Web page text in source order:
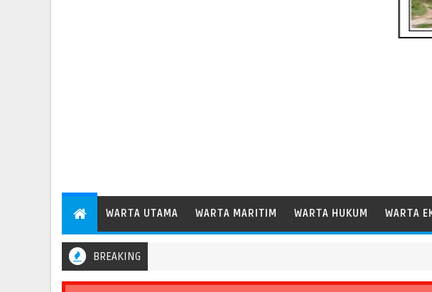
WARTA UTAMA WARTA MARITIM WARTA HUKUM WARTA
BREAKING
Patimban Perdana Layani Kapal Peti Kemas Besar Kelas Panamax